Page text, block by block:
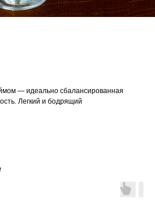
— идеально сбалансированная
Легкий и бодрящий